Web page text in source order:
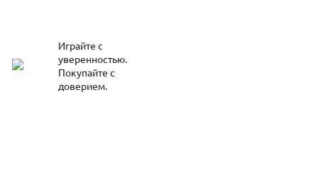
Играйте с
уверенностью.
Покупайте с
доверием.